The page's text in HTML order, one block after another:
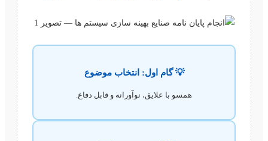
💡 گام اول: انتخاب موضوع
همسو با علایق، نوآورانه و قابل دفاع.